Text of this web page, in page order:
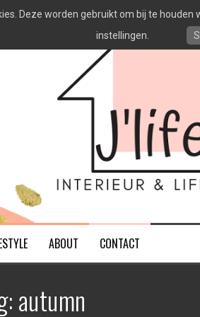
ABOUT CONTACT
autumn
Deze worden gebruikt om bij te
instellingen.